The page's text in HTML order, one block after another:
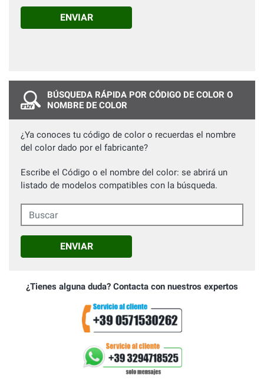
ENVIAR
BÚSQUEDA RÁPIDA POR CÓDIGO DE COLOR O
NOMBRE DE COLOR
¿Ya conoces tu código de color o recuerdas el nombre
del color dado por el fabricante?
Escribe el Código o el nombre del color: se abrirá un
listado de modelos compatibles con la búsqueda.
Buscar
ENVIAR
¿Tienes alguna duda? Contacta con nuestros expertos